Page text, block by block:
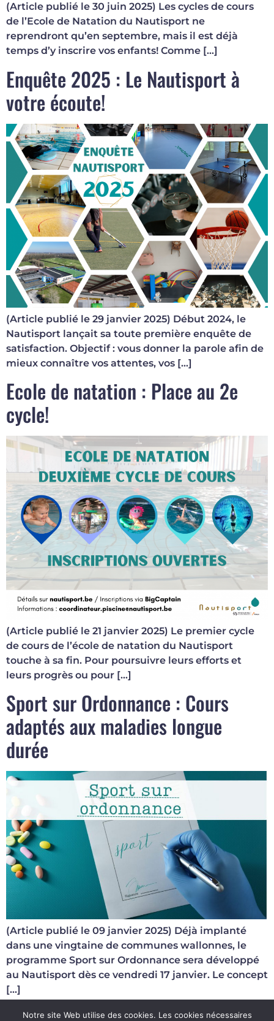
(Article publié le 30 juin 2025) Les cycles de cours
de l’Ecole de Natation du Nautisport ne
reprendront qu’en septembre, mais il est déjà
temps d’y inscrire vos enfants! Comme […]
Enquête 2025 : Le Nautisport à
votre écoute!
(Article publié le 29 janvier 2025) Début 2024, le
Nautisport lançait sa toute première enquête de
satisfaction. Objectif : vous donner la parole afin de
mieux connaître vos attentes, vos […]
Ecole de natation : Place au 2e
cycle!
(Article publié le 21 janvier 2025) Le premier cycle
de cours de l’école de natation du Nautisport
touche à sa fin. Pour poursuivre leurs efforts et
leurs progrès ou pour […]
Sport sur Ordonnance : Cours
adaptés aux maladies longue
durée
(Article publié le 09 janvier 2025) Déjà implanté
dans une vingtaine de communes wallonnes, le
programme Sport sur Ordonnance sera développé
au Nautisport dès ce vendredi 17 janvier. Le concept
[…]
Next
Notre site Web utilise des cookies. Les cookies nécessaires